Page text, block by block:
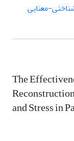
معنایی
The
and Stress in